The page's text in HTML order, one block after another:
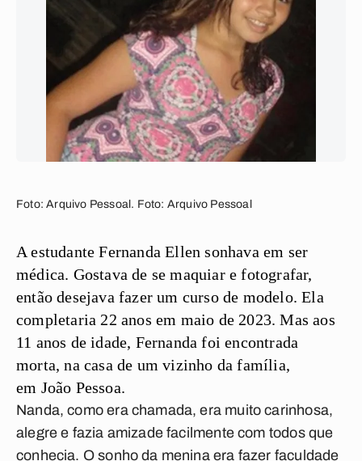
Foto: Arquivo Pessoal. Foto: Arquivo Pessoal
A estudante Fernanda Ellen sonhava em ser
médica. Gostava de se maquiar e fotografar,
então desejava fazer um curso de modelo. Ela
completaria 22 anos em maio de 2023. Mas aos
11 anos de idade, Fernanda foi encontrada
morta, na casa de um vizinho da família,
em João Pessoa.
Nanda, como era chamada, era muito carinhosa,
alegre e fazia amizade facilmente com todos que
conhecia. O sonho da menina era fazer faculdade